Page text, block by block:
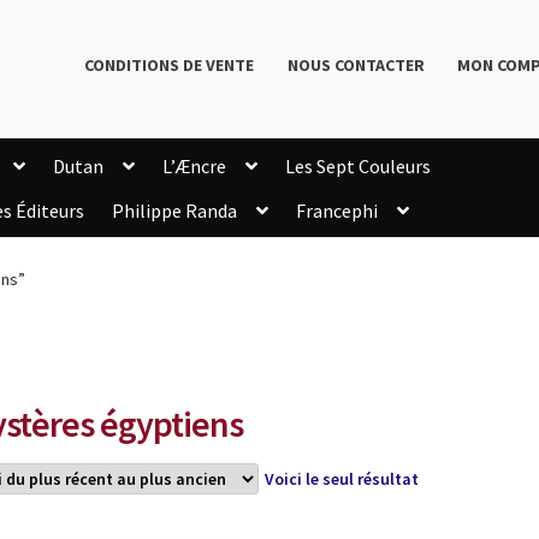
CONDITIONS DE VENTE NOUS CONTACTER MON
Dutan L’Æncre
Les Sept Couleurs
Éditeurs Philippe Randa
Francephi
égyptiens
Voici le seul résultat